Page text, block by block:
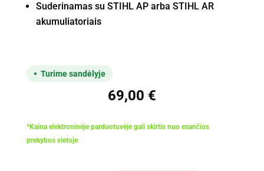
Suderinamas su STIHL AP arba STIHL AR
akumuliatoriais
Turime sandėlyje
69,00 €
*Kaina elektroninėje parduotuvėje gali skirtis nuo esančios
prekybos vietoje